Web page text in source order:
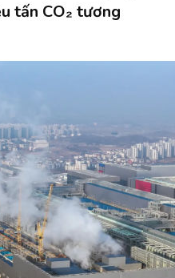
tấn CO₂ tương